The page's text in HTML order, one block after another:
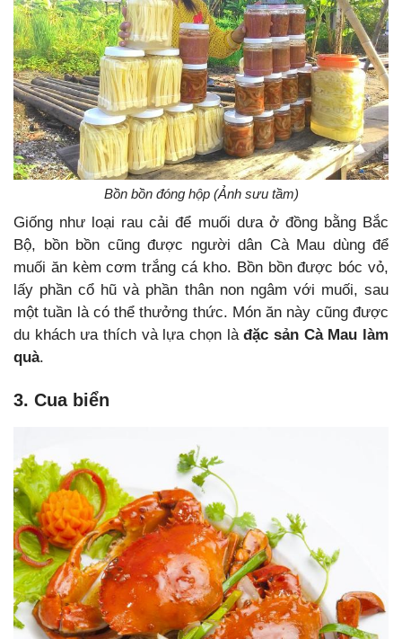
Bồn bồn đóng hộp (Ảnh sưu tầm)
Giống như loại rau cải để muối dưa ở đồng bằng Bắc
Bộ, bồn bồn cũng được người dân Cà Mau dùng để
muối ăn kèm cơm trắng cá kho. Bồn bồn được bóc vỏ,
lấy phần cổ hũ và phần thân non ngâm với muối, sau
một tuần là có thể thưởng thức. Món ăn này cũng được
du khách ưa thích và lựa chọn làđặc sản Cà Mau làm
quà.
3. Cua biển